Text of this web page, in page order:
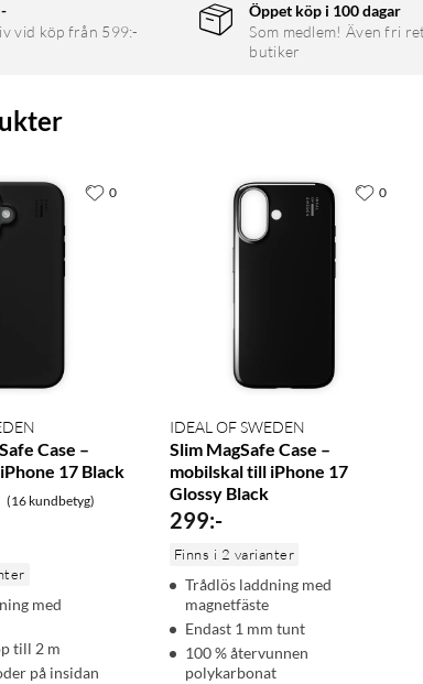
vid köp från 599:-
Öppet köp i 100 dagar
Som medlem! Även fri
butiker
Case –
17 Black
(16 kundbetyg)
med
till 2 m
på insidan
0
IDEAL OF SWEDEN
Slim MagSafe Case –
mobilskal till iPhone 17
Glossy Black
299:-
Finns i 2 varianter
Trådlös laddning med
magnetfäste
Endast 1 mm tunt
100 % återvunnen
polykarbonat
0